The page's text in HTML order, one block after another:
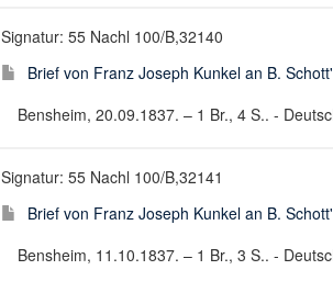
Signatur: 55 Nachl 100/B,32140
Brief von Franz Joseph Kunkel an B.
Bensheim, 20.09.1837. – 1 Br., 4 S.. -
Signatur: 55 Nachl 100/B,32141
Brief von Franz Joseph Kunkel an B.
Bensheim, 11.10.1837. – 1 Br., 3 S.. -